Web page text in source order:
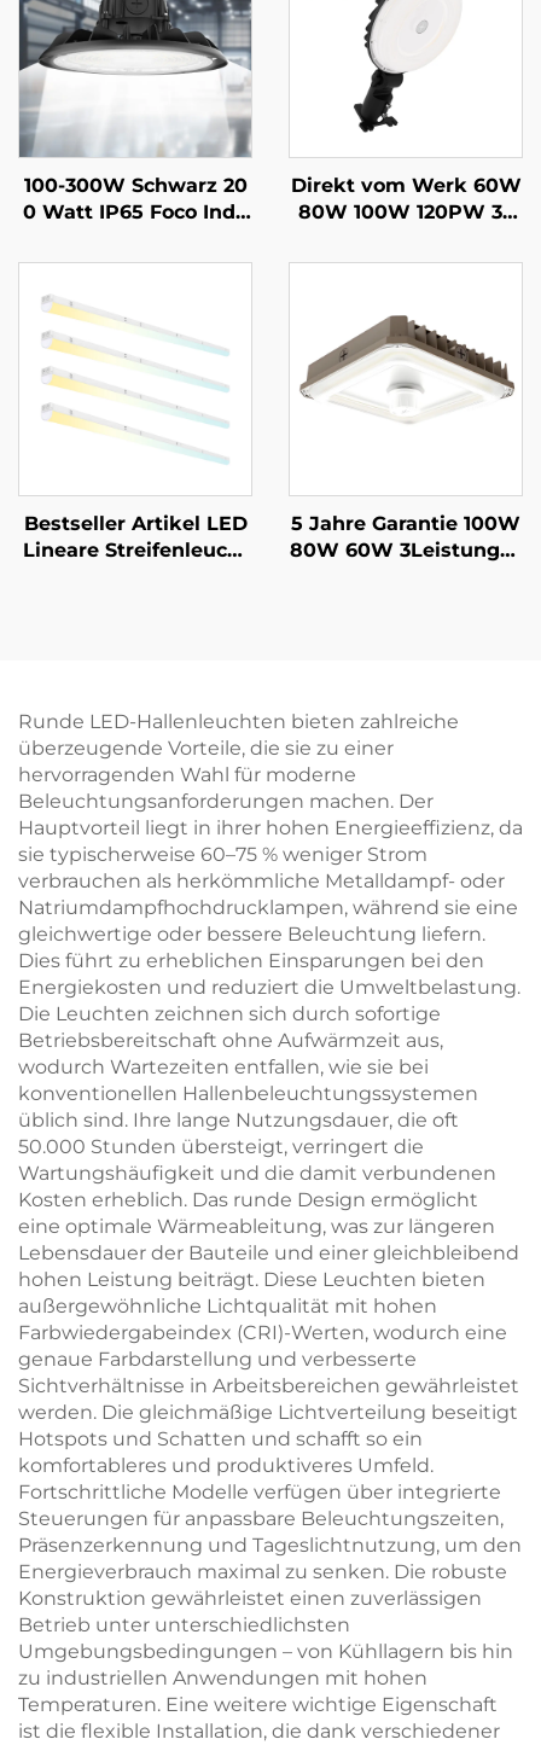
100-300W Schwarz 20
0 Watt IP65 Foco Indu
bayanbaulampe Lager
halle Highbay Ufo Lam
pe High Bay LED für Fi
tnessstudio Garage
Direkt vom Werk 60W
80W 100W 120PW 35
ch LED Scheunenbeleu
en Unterirdische Durc
hgänge Und Flure
Bestseller Artikel LED
Lineare Streifenleucht
5 Jahre Garantie 100W
80W 60W 3Leistungss
Runde LED-Hallenleuchten bieten zahlreiche
überzeugende Vorteile, die sie zu einer
hervorragenden Wahl für moderne
Beleuchtungsanforderungen machen. Der
Hauptvorteil liegt in ihrer hohen Energieeffizienz, da
sie typischerweise 60–75 % weniger Strom
verbrauchen als herkömmliche Metalldampf- oder
Natriumdampfhochdrucklampen, während sie eine
gleichwertige oder bessere Beleuchtung liefern.
Dies führt zu erheblichen Einsparungen bei den
Energiekosten und reduziert die Umweltbelastung.
Die Leuchten zeichnen sich durch sofortige
Betriebsbereitschaft ohne Aufwärmzeit aus,
wodurch Wartezeiten entfallen, wie sie bei
konventionellen Hallenbeleuchtungssystemen
üblich sind. Ihre lange Nutzungsdauer, die oft
50.000 Stunden übersteigt, verringert die
Wartungshäufigkeit und die damit verbundenen
Kosten erheblich. Das runde Design ermöglicht
eine optimale Wärmeableitung, was zur längeren
Lebensdauer der Bauteile und einer gleichbleibend
hohen Leistung beiträgt. Diese Leuchten bieten
außergewöhnliche Lichtqualität mit hohen
Farbwiedergabeindex (CRI)-Werten, wodurch eine
genaue Farbdarstellung und verbesserte
Sichtverhältnisse in Arbeitsbereichen gewährleistet
werden. Die gleichmäßige Lichtverteilung beseitigt
Hotspots und Schatten und schafft so ein
komfortableres und produktiveres Umfeld.
Fortschrittliche Modelle verfügen über integrierte
Steuerungen für anpassbare Beleuchtungszeiten,
Präsenzerkennung und Tageslichtnutzung, um den
Energieverbrauch maximal zu senken. Die robuste
Konstruktion gewährleistet einen zuverlässigen
Betrieb unter unterschiedlichsten
Umgebungsbedingungen – von Kühllagern bis hin
zu industriellen Anwendungen mit hohen
Temperaturen. Eine weitere wichtige Eigenschaft
ist die flexible Installation, die dank verschiedener